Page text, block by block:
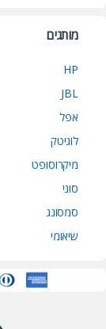
מותגים
HP
JBL
אפל
לוגיטק
מיקרוסופט
סוני
סמסונג
שיאומי